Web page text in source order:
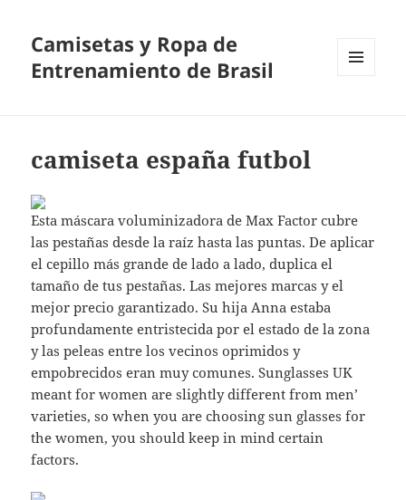
Camisetas y Ropa de
Entrenamiento de Brasil
camiseta españa futbol
Esta máscara voluminizadora de Max Factor cubre
las pestañas desde la raíz hasta las puntas. De aplicar
el cepillo más grande de lado a lado, duplica el
tamaño de tus pestañas. Las mejores marcas y el
mejor precio garantizado. Su hija Anna estaba
profundamente entristecida por el estado de la zona
y las peleas entre los vecinos oprimidos y
empobrecidos eran muy comunes. Sunglasses UK
meant for women are slightly different from men’
varieties, so when you are choosing sun glasses for
the women, you should keep in mind certain
factors.